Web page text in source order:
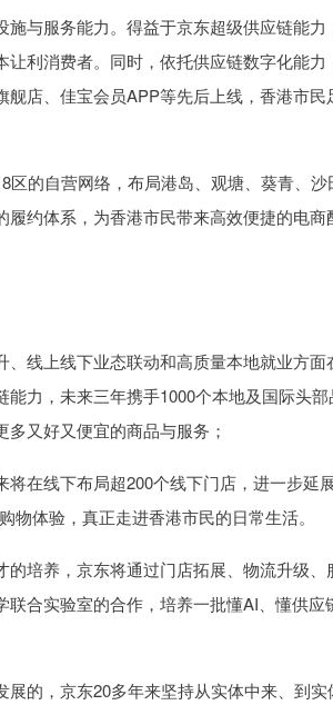
与服务能力。得益于京东超级供应链能
利消费者。同时，依托供应链数字化能
店、佳宝会员APP等先后上线，香港市
区的自营网络，布局港岛、观塘、葵青、
约体系，为香港市民带来高效便捷的电
线上线下业态联动和高质量本地就业方
力，未来三年携手1000个本地及国际头
又好又便宜的商品与服务；
在线下布局超200个线下门店，进一步延
体验，真正走进香港市民的日常生活。
培养，京东将通过门店拓展、物流升级
合实验室的合作，培养一批懂AI、懂供
的，京东20多年来坚持从实体中来、到